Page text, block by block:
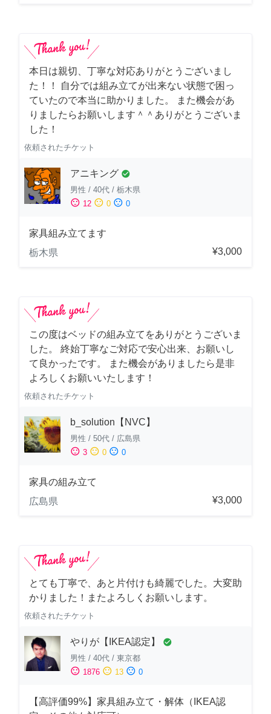
本日は親切、丁寧な対応ありがとうございまし
た！！ 自分では組み立てが出来ない状態で困っ
ていたので本当に助かりました。 また機会があ
りましたらお願いします＾＾ありがとうございま
した！
依頼されたチケット
アニキング check_circle
男性 / 40代 / 栃木県
sentiment_satisfied 12 sentiment_neutral 0 sentiment_dissatisfied 0
家具組み立てます
栃木県
¥3,000
この度はベッドの組み立てをありがとうございま
した。 終始丁寧なご対応で安心出来、お願いし
て良かったです。 また機会がありましたら是非
よろしくお願いいたします！
依頼されたチケット
b_solution【NVC】
男性 / 50代 / 広島県
sentiment_satisfied 3 sentiment_neutral 0 sentiment_dissatisfied 0
家具の組み立て
広島県
¥3,000
とても丁寧で、あと片付けも綺麗でした。大変助
かりました！またよろしくお願いします。
依頼されたチケット
やりが【IKEA認定】 check_circle
男性 / 40代 / 東京都
sentiment_satisfied 1876 sentiment_neutral 13 sentiment_dissatisfied 0
【高評価99%】家具組み立て・解体（IKEA認